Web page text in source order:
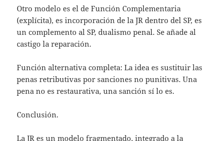
Otro modelo es el de Función Complementaria
(explícita), es incorporación de la JR dentro del SP, es
un complemento al SP, dualismo penal. Se añade al
castigo la reparación.
Función alternativa completa: La idea es sustituir las
penas retributivas por sanciones no punitivas. Una
pena no es restaurativa, una sanción sí lo es.
Conclusión.
La JR es un modelo fragmentado, integrado a la